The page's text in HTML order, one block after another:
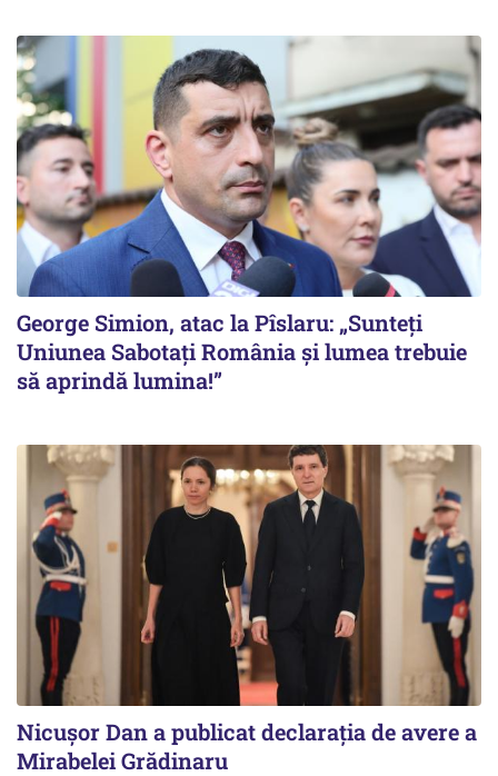
George Simion, atac la Pîslaru: „Sunteți
Uniunea Sabotați România și lumea trebuie
să aprindă lumina!”
Nicuşor Dan a publicat declaraţia de avere a
Mirabelei Grădinaru